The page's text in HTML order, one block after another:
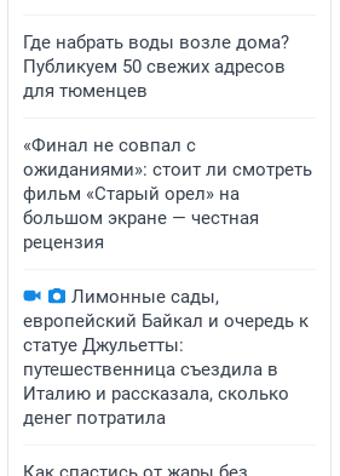
Где набрать воды возле дома?
Публикуем 50 свежих адресов
для тюменцев
«Финал не совпал с
ожиданиями»: стоит ли смотреть
фильм «Старый орел» на
большом экране — честная
рецензия
Лимонные сады,
европейский Байкал и очередь к
статуе Джульетты:
путешественница съездила в
Италию и рассказала, сколько
денег потратила